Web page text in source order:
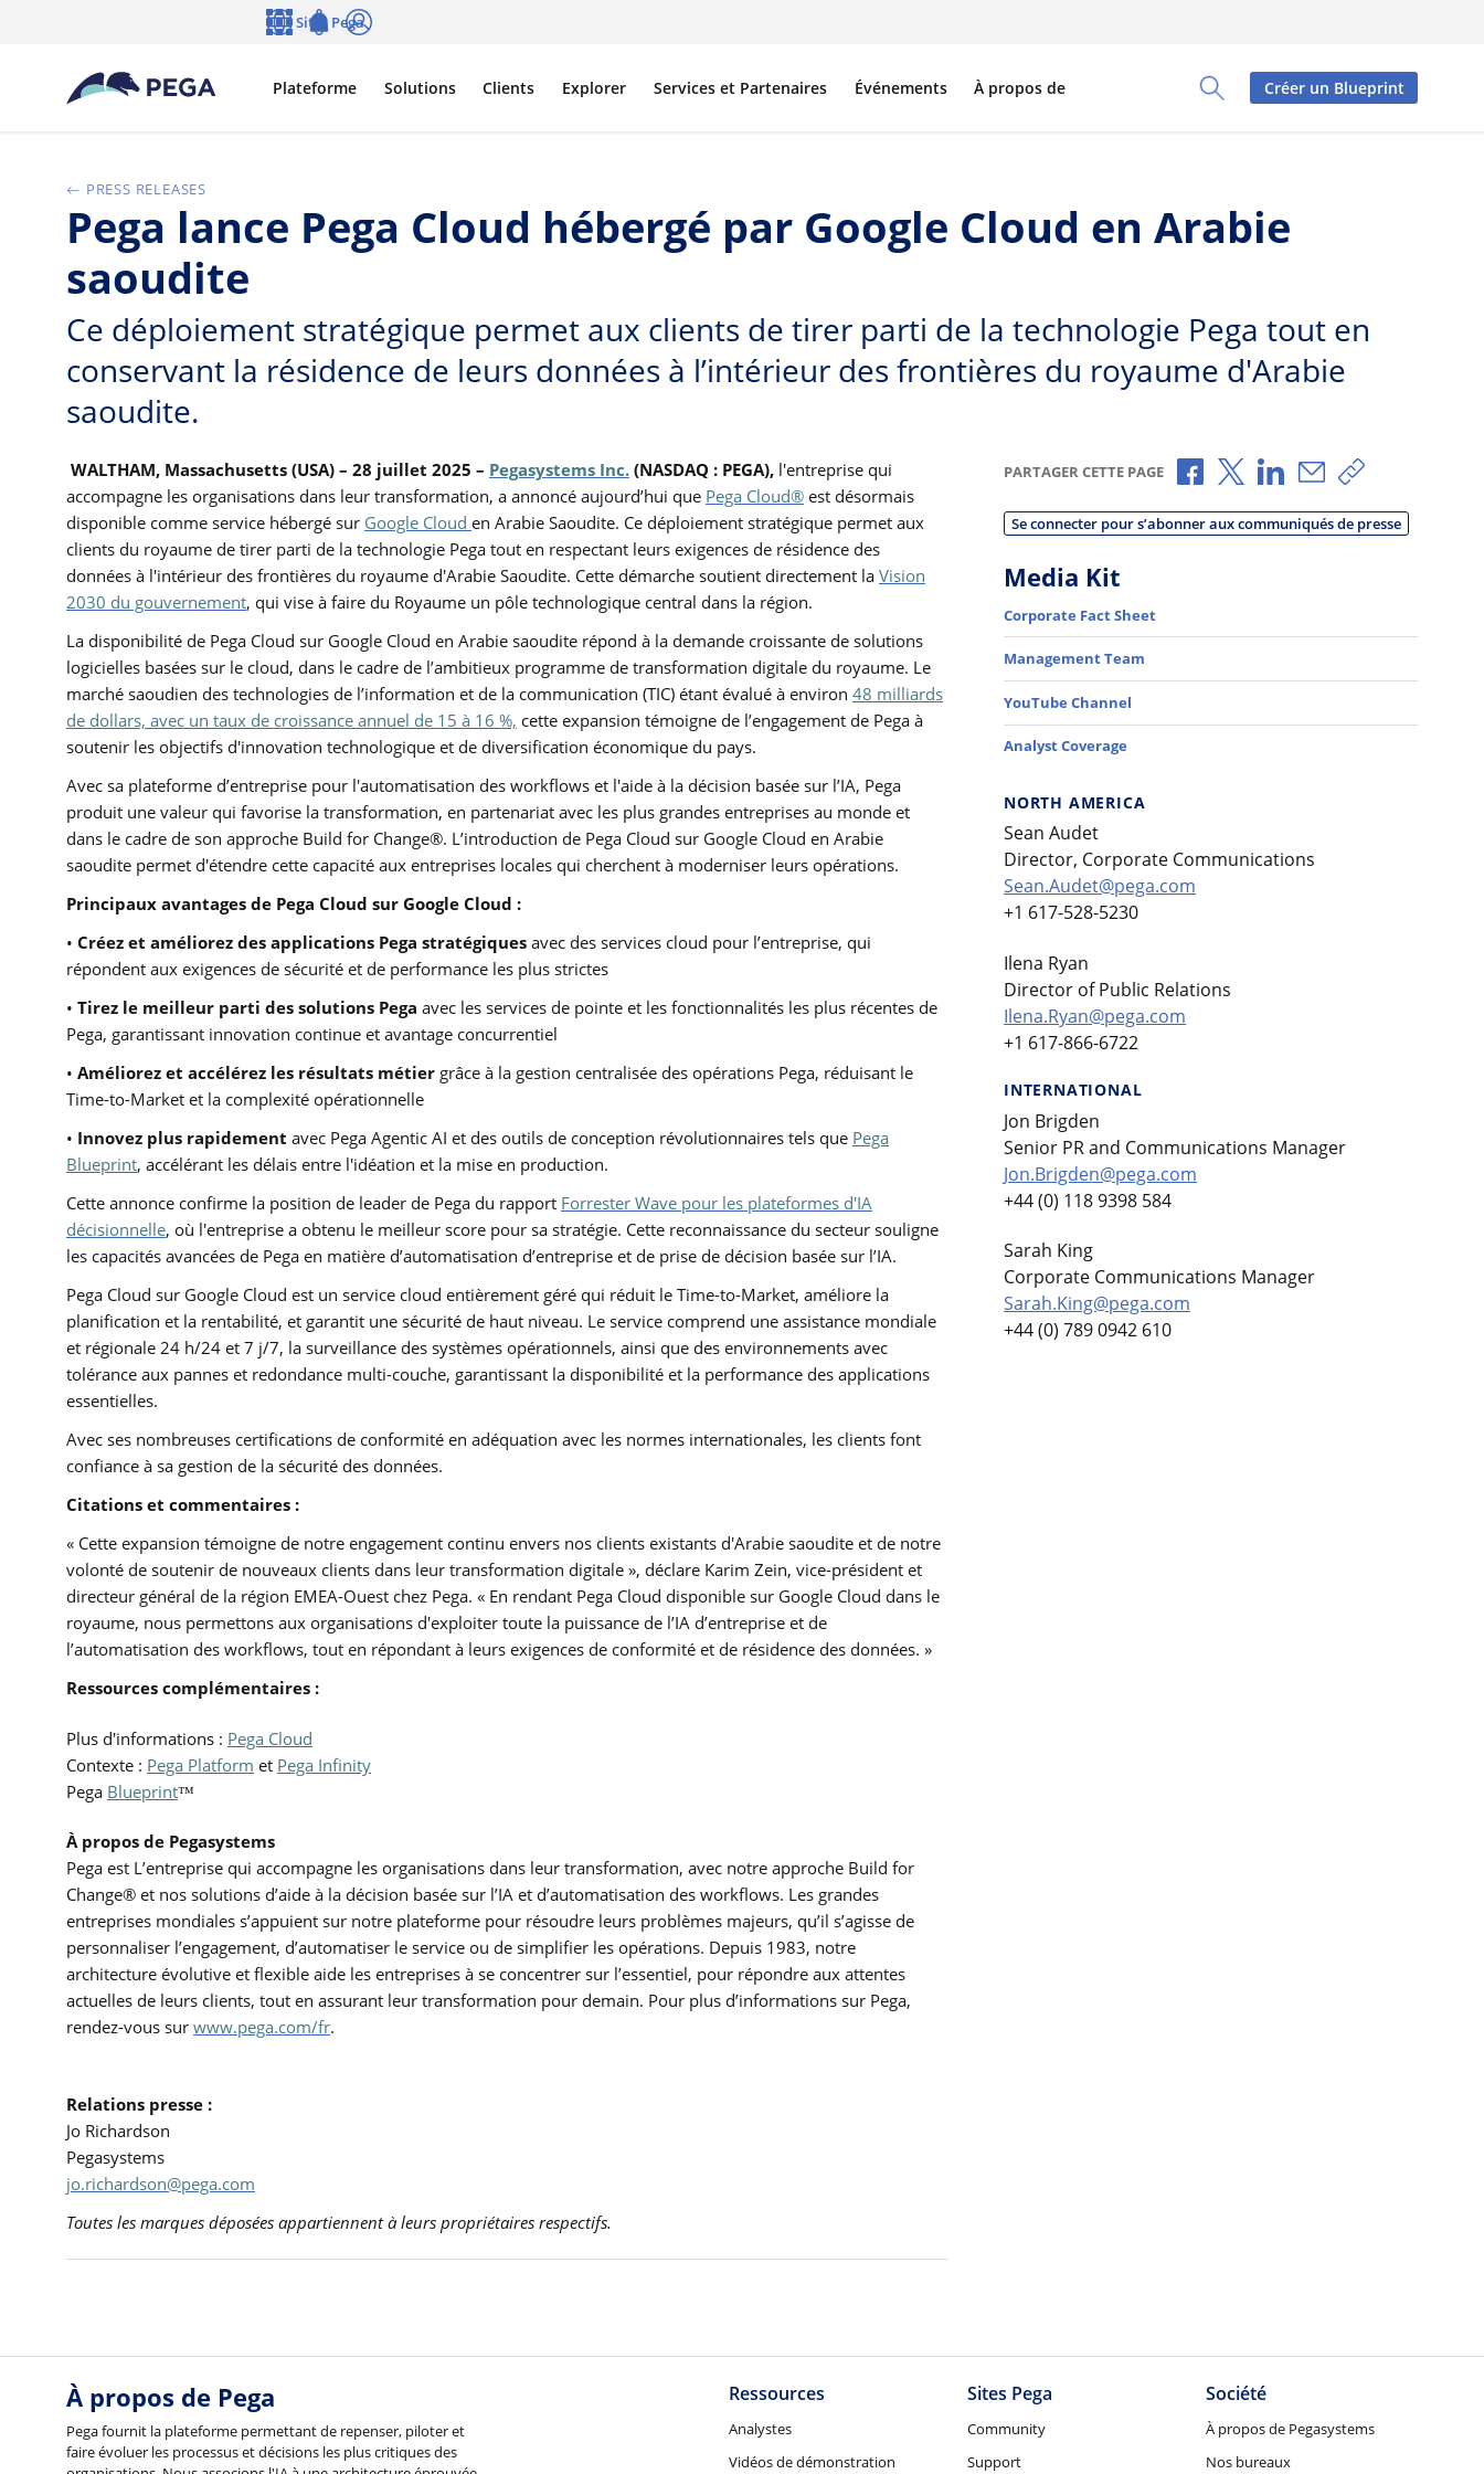
Passer directement au contenu principal
Toggle Search Panel
Plateforme Solutions Clients Explorer Services et Partenaires Événements À propos de
Sites Pega
Créer un Blueprint
PRESS RELEASES
Pega lance Pega Cloud hébergé par Google Cloud en Arabie
saoudite
Ce déploiement stratégique permet aux clients de tirer parti de la technologie Pega tout en
conservant la résidence de leurs données à l’intérieur des frontières du royaume d'Arabie
saoudite.
WALTHAM, Massachusetts (USA) – 28 juillet 2025 – Pegasystems Inc. (NASDAQ : PEGA), l'entreprise qui
accompagne les organisations dans leur transformation, a annoncé aujourd’hui que Pega Cloud® est désormais
disponible comme service hébergé sur Google Cloud en Arabie Saoudite. Ce déploiement stratégique permet aux
clients du royaume de tirer parti de la technologie Pega tout en respectant leurs exigences de résidence des
données à l'intérieur des frontières du royaume d'Arabie Saoudite. Cette démarche soutient directement la Vision
2030 du gouvernement, qui vise à faire du Royaume un pôle technologique central dans la région.
La disponibilité de Pega Cloud sur Google Cloud en Arabie saoudite répond à la demande croissante de solutions
logicielles basées sur le cloud, dans le cadre de l’ambitieux programme de transformation digitale du royaume. Le
marché saoudien des technologies de l’information et de la communication (TIC) étant évalué à environ 48 milliards
de dollars, avec un taux de croissance annuel de 15 à 16 %, cette expansion témoigne de l’engagement de Pega à
soutenir les objectifs d'innovation technologique et de diversification économique du pays.
Avec sa plateforme d’entreprise pour l'automatisation des workflows et l'aide à la décision basée sur l’IA, Pega
produit une valeur qui favorise la transformation, en partenariat avec les plus grandes entreprises au monde et
dans le cadre de son approche Build for Change®. L’introduction de Pega Cloud sur Google Cloud en Arabie
saoudite permet d'étendre cette capacité aux entreprises locales qui cherchent à moderniser leurs opérations.
Principaux avantages de Pega Cloud sur Google Cloud :
• Créez et améliorez des applications Pega stratégiques avec des services cloud pour l’entreprise, qui
répondent aux exigences de sécurité et de performance les plus strictes
• Tirez le meilleur parti des solutions Pega avec les services de pointe et les fonctionnalités les plus récentes de
Pega, garantissant innovation continue et avantage concurrentiel
• Améliorez et accélérez les résultats métier grâce à la gestion centralisée des opérations Pega, réduisant le
Time-to-Market et la complexité opérationnelle
• Innovez plus rapidement avec Pega Agentic AI et des outils de conception révolutionnaires tels que Pega
Blueprint, accélérant les délais entre l'idéation et la mise en production.
Cette annonce confirme la position de leader de Pega du rapport Forrester Wave pour les plateformes d'IA
décisionnelle, où l'entreprise a obtenu le meilleur score pour sa stratégie. Cette reconnaissance du secteur souligne
les capacités avancées de Pega en matière d’automatisation d’entreprise et de prise de décision basée sur l’IA.
Pega Cloud sur Google Cloud est un service cloud entièrement géré qui réduit le Time-to-Market, améliore la
planification et la rentabilité, et garantit une sécurité de haut niveau. Le service comprend une assistance mondiale
et régionale 24 h/24 et 7 j/7, la surveillance des systèmes opérationnels, ainsi que des environnements avec
tolérance aux pannes et redondance multi-couche, garantissant la disponibilité et la performance des applications
essentielles.
Avec ses nombreuses certifications de conformité en adéquation avec les normes internationales, les clients font
confiance à sa gestion de la sécurité des données.
Citations et commentaires :
« Cette expansion témoigne de notre engagement continu envers nos clients existants d'Arabie saoudite et de notre
volonté de soutenir de nouveaux clients dans leur transformation digitale », déclare Karim Zein, vice-président et
directeur général de la région EMEA-Ouest chez Pega. « En rendant Pega Cloud disponible sur Google Cloud dans le
royaume, nous permettons aux organisations d'exploiter toute la puissance de l’IA d’entreprise et de
l’automatisation des workflows, tout en répondant à leurs exigences de conformité et de résidence des données. »
Ressources complémentaires :
Plus d'informations : Pega Cloud
Contexte : Pega Platform et Pega Infinity
Pega Blueprint™
À propos de Pegasystems
Pega est L’entreprise qui accompagne les organisations dans leur transformation, avec notre approche Build for
Change® et nos solutions d’aide à la décision basée sur l’IA et d’automatisation des workflows. Les grandes
entreprises mondiales s’appuient sur notre plateforme pour résoudre leurs problèmes majeurs, qu’il s’agisse de
personnaliser l’engagement, d’automatiser le service ou de simplifier les opérations. Depuis 1983, notre
architecture évolutive et flexible aide les entreprises à se concentrer sur l’essentiel, pour répondre aux attentes
actuelles de leurs clients, tout en assurant leur transformation pour demain. Pour plus d’informations sur Pega,
rendez-vous sur www.pega.com/fr.
Relations presse :
Jo Richardson
Pegasystems
jo.richardson@pega.com
Toutes les marques déposées appartiennent à leurs propriétaires respectifs.
PARTAGER CETTE PAGE Partager via Facebook
Partager via X
Partager via LinkedIn
Partager par e-mail
Copier le lien
Se connecter pour s’abonner aux communiqués de presse
Media Kit
Corporate Fact Sheet
Management Team
YouTube Channel
Analyst Coverage
NORTH AMERICA
Sean Audet
Director, Corporate Communications
Sean.Audet@pega.com
+1 617-528-5230
Ilena Ryan
Director of Public Relations
Ilena.Ryan@pega.com
+1 617-866-6722
INTERNATIONAL
Jon Brigden
Senior PR and Communications Manager
Jon.Brigden@pega.com
+44 (0) 118 9398 584
Sarah King
Corporate Communications Manager
Sarah.King@pega.com
+44 (0) 789 0942 610
À propos de Pega
Pega fournit la plateforme permettant de repenser, piloter et
faire évoluer les processus et décisions les plus critiques des
Ressources
Analystes
Vidéos de démonstration
Sites Pega
Community
Support
Société
À propos de Pegasystems
Nos bureaux